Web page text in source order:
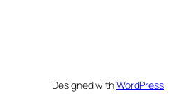
Designed withWordPress